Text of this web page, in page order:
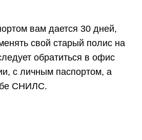
вам дается 30 дней,
свой старый полис на
обратиться в офис
с личным паспортом, а
СНИЛС.